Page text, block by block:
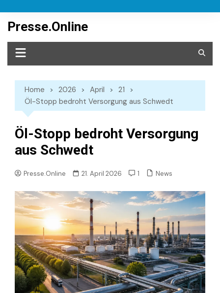
content
Presse.Online
Home 2026 April
21
Öl-Stopp bedroht Versorgung aus Schwedt
Öl-Stopp bedroht Versorgung
aus Schwedt
Presse.Online 21. April 2026 1 News